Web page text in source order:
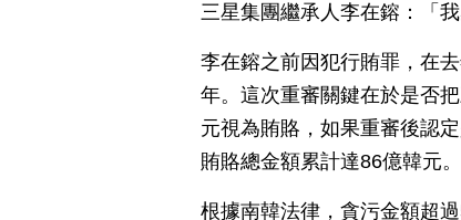
三星集團繼承人李在鎔：「
李在鎔之前因犯行賄罪，在
年。這次重審關鍵在於是否
元視為賄賂，如果重審後認
賄賂總金額累計達86億韓元。
根據南韓法律，貪污金額超